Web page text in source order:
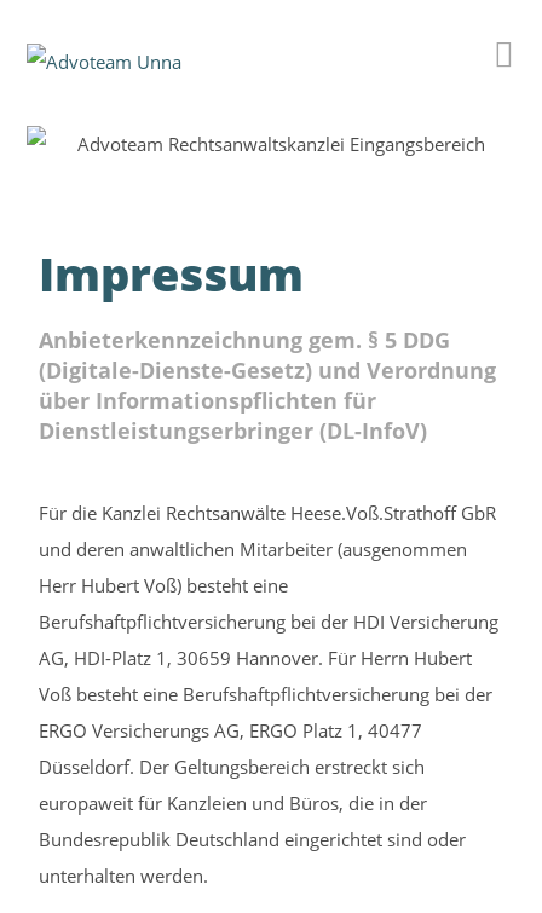
Impressum
Anbieterkennzeichnung gem. § 5 DDG
(Digitale-Dienste-Gesetz) und Verordnung
über Informationspflichten für
Dienstleistungserbringer (DL-InfoV)
Für die Kanzlei Rechtsanwälte Heese.Voß.Strathoff GbR
und deren anwaltlichen Mitarbeiter (ausgenommen
Herr Hubert Voß) besteht eine
Berufshaftpflichtversicherung bei der HDI Versicherung
AG, HDI-Platz 1, 30659 Hannover. Für Herrn Hubert
Voß besteht eine Berufshaftpflichtversicherung bei der
ERGO Versicherungs AG, ERGO Platz 1, 40477
Düsseldorf. Der Geltungsbereich erstreckt sich
europaweit für Kanzleien und Büros, die in der
Bundesrepublik Deutschland eingerichtet sind oder
unterhalten werden.